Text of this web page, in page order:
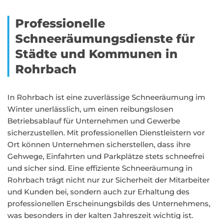
Professionelle
Schneeräumungsdienste für
Städte und Kommunen in
Rohrbach
In Rohrbach ist eine zuverlässige Schneeräumung im
Winter unerlässlich, um einen reibungslosen
Betriebsablauf für Unternehmen und Gewerbe
sicherzustellen. Mit professionellen Dienstleistern vor
Ort können Unternehmen sicherstellen, dass ihre
Gehwege, Einfahrten und Parkplätze stets schneefrei
und sicher sind. Eine effiziente Schneeräumung in
Rohrbach trägt nicht nur zur Sicherheit der Mitarbeiter
und Kunden bei, sondern auch zur Erhaltung des
professionellen Erscheinungsbilds des Unternehmens,
was besonders in der kalten Jahreszeit wichtig ist.